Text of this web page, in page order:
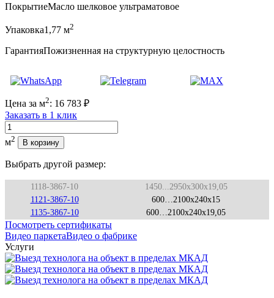
ПокрытиеМасло шелковое ультраматовое
Упаковка1,77 м2
ГарантияПожизненная на структурную целостность
Цена за м2: 16 783 ₽
Заказать в 1 клик
Количество
м2 В корзину
Выбрать другой размер:
1118-3867-10
1450...2950x300x19,05
1121-3867-10
600…2100x240x15
1135-3867-10
600…2100x240x19,05
Посмотреть сертификаты
Видео паркетаВидео о фабрике
Услуги